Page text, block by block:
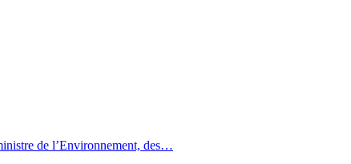
de l’Environnement, des…